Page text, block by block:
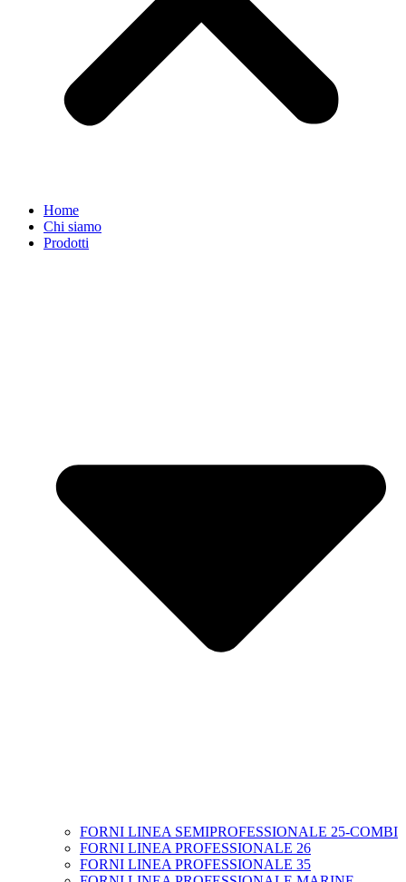
Home
Chi siamo
Prodotti
FORNI LINEA SEMIPROFESSIONALE 25-COMBI
FORNI LINEA PROFESSIONALE 26
FORNI LINEA PROFESSIONALE 35